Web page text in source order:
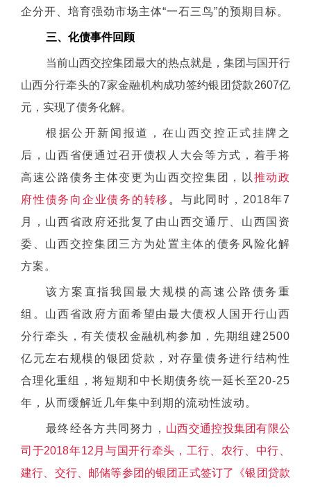
企分开、培育强劲市场主体“一石三鸟”的预期目标。
三、化债事件回顾
当前山西交控集团最大的热点就是，集团与国开行
山西分行牵头的7家金融机构成功签约银团贷款2607亿
元，实现了债务化解。
根据公开新闻报道，在山西交控正式挂牌之
后，山西省便通过召开债权人大会等方式，着手将
高速公路债务主体变更为山西交控集团，以 推动政
府性债务向企业债务的转移 。 与此同时，2018年7
月，山西省政府还批复了由山西交通厅、山西国资
委、山西交控集团三方为处置主体的债务风险化解
方案。
该方案直指我国最大规模的高速公路债务重
组。山西省政府方面希望由最大债权人国开行山西
分行牵头，有关债权金融机构参加，先期组建2500
亿元左右规模的银团贷款，对存量债务进行结构性
合理化重组，将短期和中长期债务统一延长至20-25
年，从而缓解近几年集中到期的流动性波动。
最终经各方共同努力， 山西交通控投集团有限公
司于2018年12月与国开行牵头，工行、农行、中行、
建行、交行、邮储等参团的银团正式签订了《银团贷款